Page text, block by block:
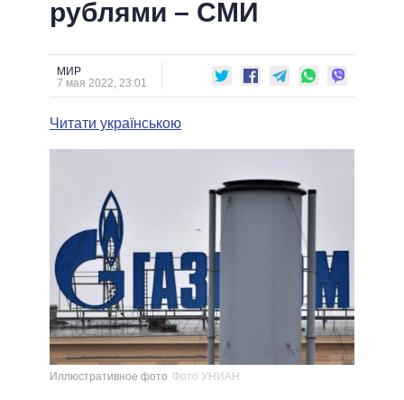
ДАЙДЖЕСТЫ
ВЕРХОВНАЯ РАДА
ГЛАВЫ ОБЛАДМИНИСТРАЦИЙ
МЭРЫ
ВСЕ ПЕРСОНЫ
ВИДЕО
СРАВНЕНИЕ ПОЛИТИКОВ
рублями – СМИ
МИР
7 мая 2022, 23:01
Читати українською
Иллюстративное фото Фото УНИАН